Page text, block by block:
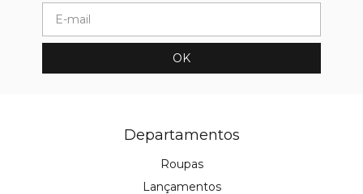
Departamentos
Roupas
Lançamentos